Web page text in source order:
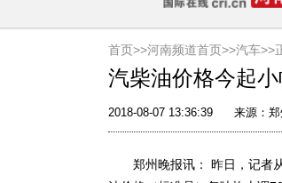
首页>>河南频道首页>>汽车>>
汽柴油价格今起
2018-08-07 13:36:39 来源：
郑州晚报讯： 昨日，记者从